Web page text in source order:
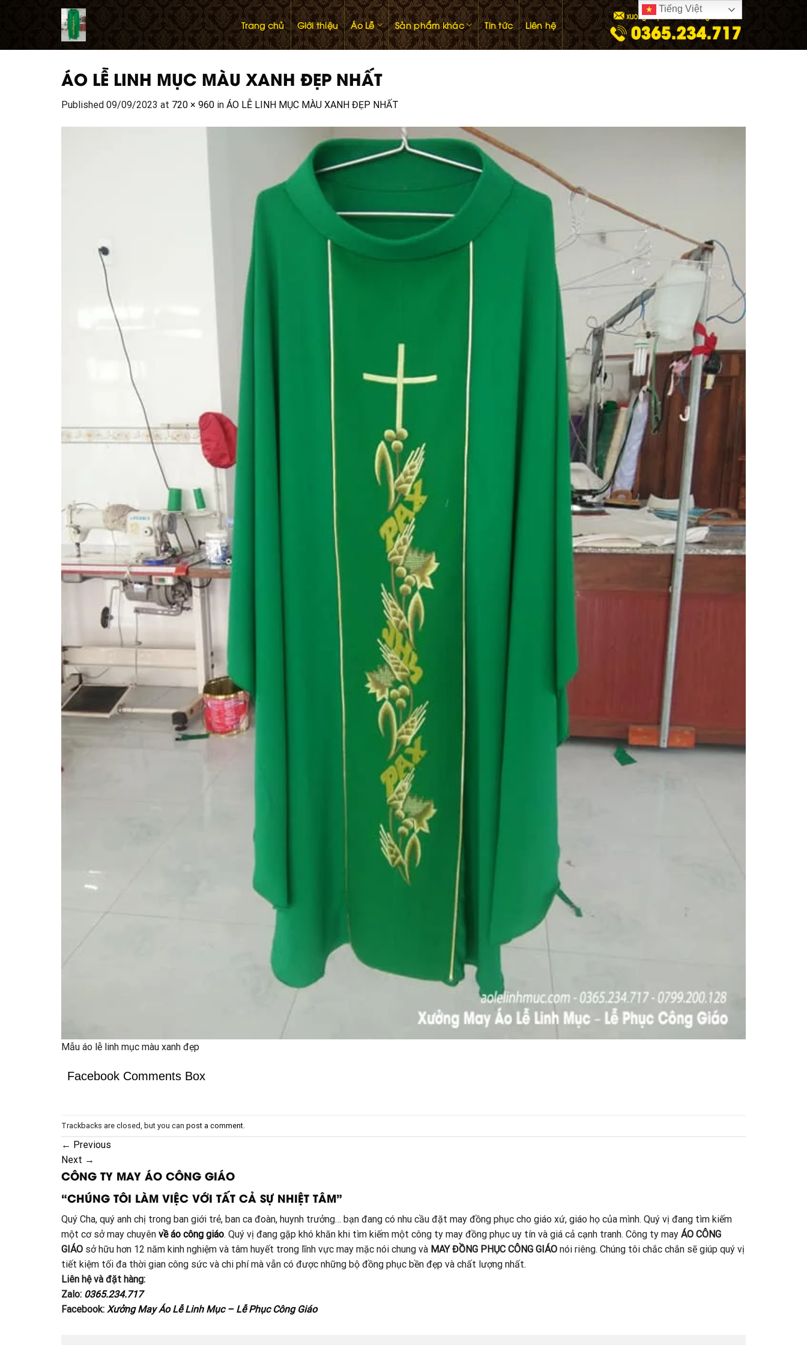
Trang chủ Giới thiệu Áo Lễ Sản phẩm khác Tin tức Liên hệ
ÁO LỄ LINH MỤC MÀU XANH ĐẸP NHẤT
Published 09/09/2023 at 720 × 960 in ÁO LỄ LINH MỤC MÀU XANH ĐẸP NHẤT
Mẫu áo lễ linh mục màu xanh đẹp
Facebook Comments Box
Trackbacks are closed, but you can post a comment
← Previous
Next →
CÔNG TY MAY ÁO CÔNG GIÁO
“CHÚNG TÔI LÀM VIỆC VỚI TẤT CẢ SỰ NHIỆT TÂM”
Quý Cha, quý anh chị trong ban giới trẻ, ban ca đoàn, huynh trưởng… bạn đang có nhu cầu đặt may đồng phục cho giáo xứ, giáo họ của mình. Quý vị đang tìm kiếm
một cơ sở may chuyên về áo công giáo. Quý vị đang gặp khó khăn khi tìm kiếm một công ty may đồng phục uy tín và giá cả cạnh tranh. Công ty may ÁO CÔNG
GIÁO sở hữu hơn 12 năm kinh nghiệm và tâm huyết trong lĩnh vực may mặc nói chung và MAY ĐỒNG PHỤC CÔNG GIÁO nói riêng. Chúng tôi chắc chắn sẽ giúp quý vị
tiết kiệm tối đa thời gian công sức và chi phí mà vẫn có được những bộ đồng phục bền đẹp và chất lượng nhất.
Liên hệ và đặt hàng:
Zalo: 0365.234.717
Facebook: Xưởng May Áo Lễ Linh Mục – Lễ Phục Công Giáo
Tiếng Việt